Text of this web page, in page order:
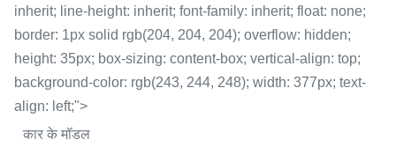
inherit; line-height: inherit; font-family: inherit; float: none;
border: 1px solid rgb(204, 204, 204); overflow: hidden;
height: 35px; box-sizing: content-box; vertical-align: top;
background-color: rgb(243, 244, 248); width: 377px; text-
align: left;">
कार के मॉडल